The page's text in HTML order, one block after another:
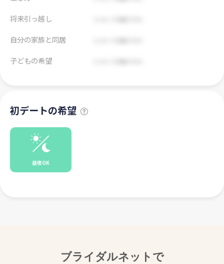
将来引っ越し
自分の家族と同居
子どもの希望
初デートの希望
昼夜OK
ブライダルネットで